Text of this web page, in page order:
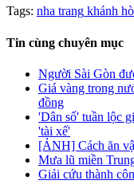
Tags: nha trang khánh
Tin cùng chuyên mục
Người Sài Gòn
Giá vàng trong
đồng
'Dân số' tuần lộc
'tài xế'
[ẢNH] Cách ăn
Mưa lũ miền
Giải cứu thành